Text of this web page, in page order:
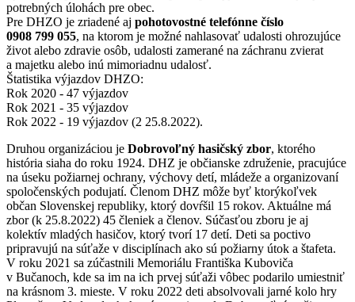
potrebných úlohách pre obec.
Pre DHZO je zriadené aj pohotovostné telefónne číslo
0908 799 055, na ktorom je možné nahlasovať udalosti ohrozujúce
život alebo zdravie osôb, udalosti zamerané na záchranu zvierat
a majetku alebo inú mimoriadnu udalosť.
Štatistika výjazdov DHZO:
Rok 2020 - 47 výjazdov
Rok 2021 - 35 výjazdov
Rok 2022 - 19 výjazdov (2 25.8.2022).
Druhou organizáciou je Dobrovoľný hasičský zbor, ktorého
história siaha do roku 1924. DHZ je občianske združenie, pracujúce
na úseku požiarnej ochrany, výchovy detí, mládeže a organizovaní
spoločenských podujatí. Členom DHZ môže byť ktorýkoľvek
občan Slovenskej republiky, ktorý dovŕšil 15 rokov. Aktuálne má
zbor (k 25.8.2022) 45 členiek a členov. Súčasťou zboru je aj
kolektív mladých hasičov, ktorý tvorí 17 detí. Deti sa poctivo
pripravujú na súťaže v disciplínach ako sú požiarny útok a štafeta.
V roku 2021 sa zúčastnili Memoriálu Františka Kuboviča
v Bučanoch, kde sa im na ich prvej súťaži vôbec podarilo umiestniť
na krásnom 3. mieste. V roku 2022 deti absolvovali jarné kolo hry